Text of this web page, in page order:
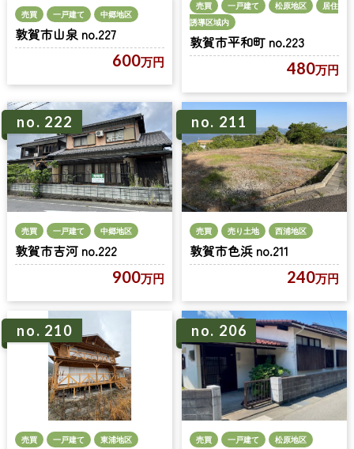
売買 一戸建て 中郷地区
敦賀市山泉 no.227
600万円
売買 一戸建て 松原地区
居住
誘導区域内
敦賀市平和町 no.223
480万円
no. 222
売買 一戸建て 中郷地区
敦賀市吉河 no.222
900万円
no. 211
売買 売り土地 西浦地区
敦賀市色浜 no.211
240万円
no. 210
売買 一戸建て 東浦地区
no. 206
売買 一戸建て 松原地区